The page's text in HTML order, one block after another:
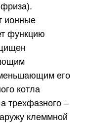
ионные
функцию
его
котла
трехфазного –
клеммной